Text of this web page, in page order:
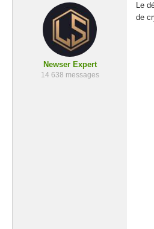
Newser Expert
14 638 messages
Le
de